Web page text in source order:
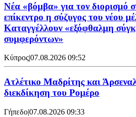
Νέα «βόμβα» για τον διορισμό
επίκεντρο η σύζυγος του νέου
Καταγγέλλουν «εξόφθαλμη
συμφερόντων»
Κύπρος|07.08.2026 09:52
Ατλέτικο Μαδρίτης και
διεκδίκηση του Ρομέρο
Γήπεδο|07.08.2026 09:33